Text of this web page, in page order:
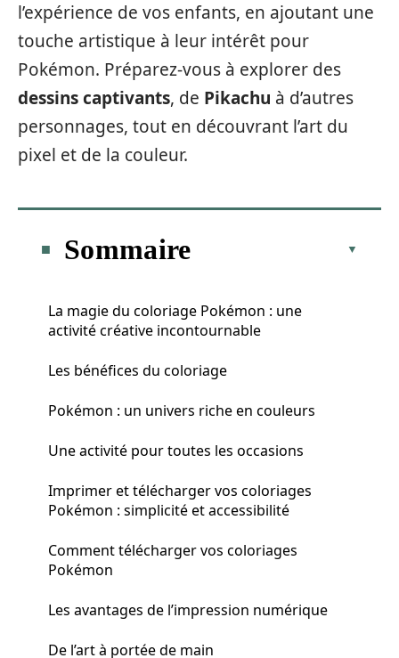
l’expérience de vos enfants, en ajoutant une
touche artistique à leur intérêt pour
Pokémon. Préparez-vous à explorer des
dessins captivants, de Pikachu à d’autres
personnages, tout en découvrant l’art du
pixel et de la couleur.
Sommaire
La magie du coloriage Pokémon : une
activité créative incontournable
Les bénéfices du coloriage
Pokémon : un univers riche en couleurs
Une activité pour toutes les occasions
Imprimer et télécharger vos coloriages
Pokémon : simplicité et accessibilité
Comment télécharger vos coloriages
Pokémon
Les avantages de l’impression numérique
De l’art à portée de main